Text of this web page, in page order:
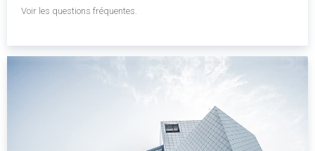
Voir les questions fréquentes.